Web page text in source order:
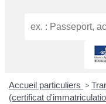
Accueil particuliers >
(certificat